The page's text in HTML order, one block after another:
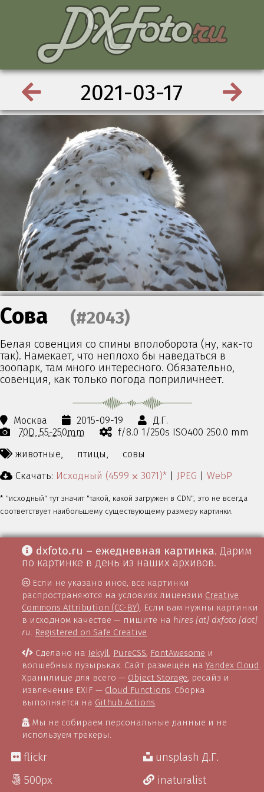
2021-03-17
Сова (#2043)
Белая совенция со спины вполоборота (ну, как-то
так). Намекает, что неплохо бы наведаться в
зоопарк, там много интересного. Обязательно,
совенция, как только погода поприличнеет.
Москва 2015-09-19
Д.Г.
70D 55-250mm
f/8.0 1/250s ISO400 250.0 mm
животные,
птицы,
совы
Скачать: Исходный (4599 ⨉ 3071)* | JPEG | WebP
* "исходный" тут значит "такой, какой загружен в CDN", это не всегда
соответствует наибольшему существующему размеру картинки.
dxfoto.ru – ежедневная картинка. Дарим
по картинке в день из наших архивов.
Если не указано иное, все картинки
распространяются на условиях лицензии Creative
Commons Attribution (CC-BY). Если вам нужны картинки
в исходном качестве — пишите на hires [at] dxfoto [dot]
ru. Registered on Safe Creative
Сделано на Jekyll, PureCSS, FontAwesome и
волшебных пузырьках. Сайт размещён наYandex Cloud
Хранилище для всего — Object Storage, ресайз и
извлечение EXIF — Cloud Functions . Сборка
выполняется на Github Actions
Мы не собираем персональные данные и не
используем трекеры.
flickr
500px
unsplash Д.Г.
inaturalist